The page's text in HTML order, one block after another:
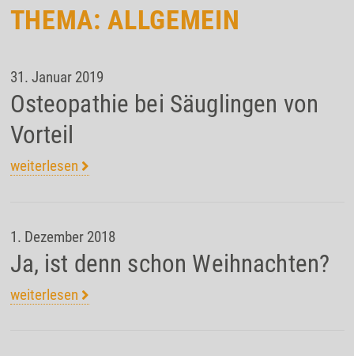
THEMA: ALLGEMEIN
31. Januar 2019
Osteopathie bei Säuglingen von
Vorteil
weiterlesen
1. Dezember 2018
Ja, ist denn schon Weihnachten?
weiterlesen